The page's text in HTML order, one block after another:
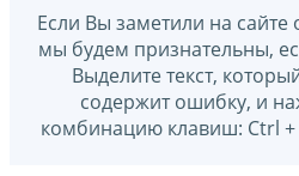
Если Вы заметили на сайте
мы будем признательны,
Выделите текст,
содержит ошибку, и
комбинацию клавиш: Ctrl